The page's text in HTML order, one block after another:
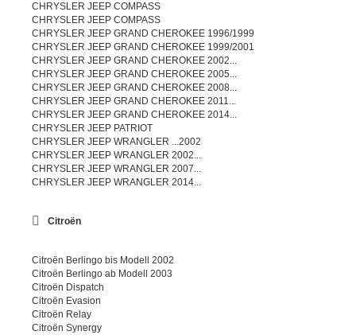
CHRYSLER JEEP COMPASS
CHRYSLER JEEP COMPASS
CHRYSLER JEEP GRAND CHEROKEE 1996/1999
CHRYSLER JEEP GRAND CHEROKEE 1999/2001
CHRYSLER JEEP GRAND CHEROKEE 2002...
CHRYSLER JEEP GRAND CHEROKEE 2005...
CHRYSLER JEEP GRAND CHEROKEE 2008...
CHRYSLER JEEP GRAND CHEROKEE 2011...
CHRYSLER JEEP GRAND CHEROKEE 2014...
CHRYSLER JEEP PATRIOT
CHRYSLER JEEP WRANGLER ...2002
CHRYSLER JEEP WRANGLER 2002...
CHRYSLER JEEP WRANGLER 2007...
CHRYSLER JEEP WRANGLER 2014...
Citroën
Citroën Berlingo bis Modell 2002
Citroën Berlingo ab Modell 2003
Citroën Dispatch
Citroën Evasion
Citroën Relay
Citroën Synergy